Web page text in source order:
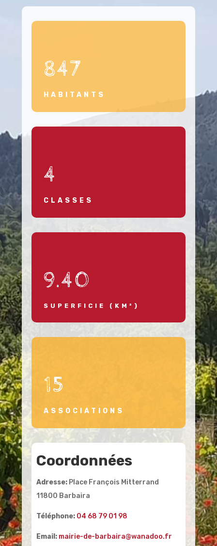
847
HABITANTS
4
CLASSES
9.40
SUPERFICIE (KM²)
15
ASSOCIATIONS
Coordonnées
Adresse:Place François Mitterrand
11800 Barbaira
Téléphone: 04 68 79 01 98
Email: mairie-de-barbaira@wanadoo.fr